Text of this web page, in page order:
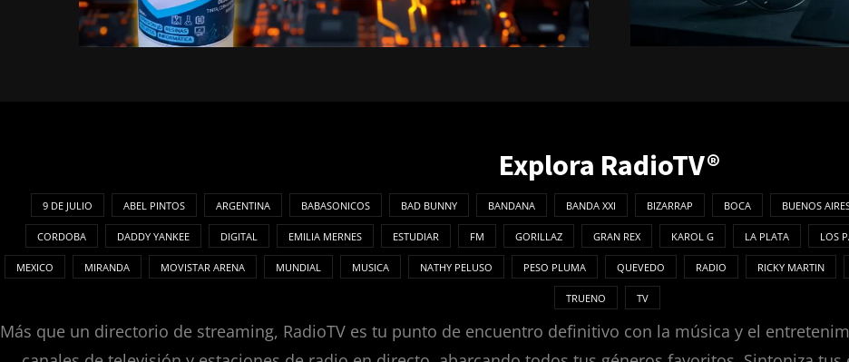
Explora RadioTV®
9 DE JULIO ABEL PINTOS ARGENTINA BABASONICOS BAD BUNNY BANDANA BANDA XXI BIZARRAP BOCA BUENOS
CORDOBA DADDY YANKEE DIGITAL EMILIA MERNES ESTUDIAR FM GORILLAZ GRAN REX KAROL G LA PLATA LOS
MEXICO MIRANDA MOVISTAR ARENA MUNDIAL MUSICA NATHY PELUSO PESO PLUMA QUEVEDO RADIO RICKY MARTIN
TRUENO TV
Más que un directorio de streaming, RadioTV es tu punto de encuentro definitivo con la música y el